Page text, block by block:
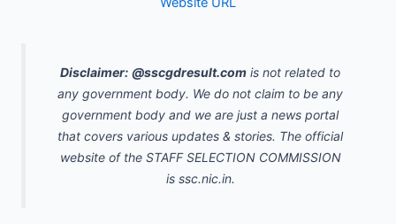
Disclaimer: @sscgdresult.com is not related to
any government body. We do not claim to be any
government body and we are just a news portal
that covers various updates & stories. The official
website of the STAFF SELECTION COMMISSION
is ssc.nic.in.